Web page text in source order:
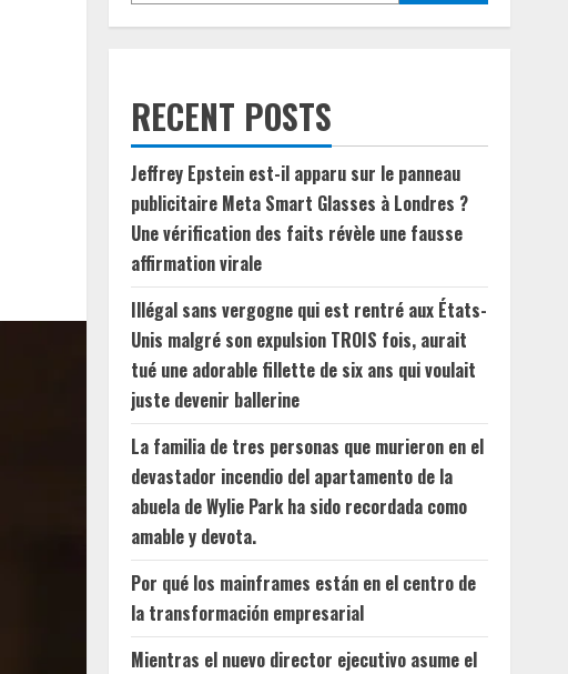
RECENT POSTS
Jeffrey Epstein est-il apparu sur le panneau
publicitaire Meta Smart Glasses à Londres ?
Une vérification des faits révèle une fausse
affirmation virale
Illégal sans vergogne qui est rentré aux États-
Unis malgré son expulsion TROIS fois, aurait
tué une adorable fillette de six ans qui voulait
juste devenir ballerine
La familia de tres personas que murieron en el
devastador incendio del apartamento de la
abuela de Wylie Park ha sido recordada como
amable y devota.
Por qué los mainframes están en el centro de
la transformación empresarial
Mientras el nuevo director ejecutivo asume el